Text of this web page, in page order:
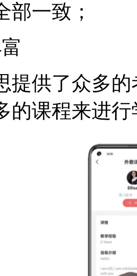
部一致；
提供了众多
的课程来进